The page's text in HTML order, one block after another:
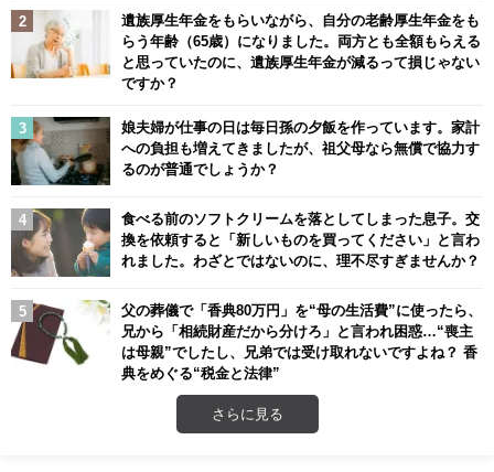
遺族厚生年金をもらいながら、自分の老齢厚生年金をも
らう年齢（65歳）になりました。両方とも全額もらえる
と思っていたのに、遺族厚生年金が減るって損じゃない
ですか？
娘夫婦が仕事の日は毎日孫の夕飯を作っています。家計
への負担も増えてきましたが、祖父母なら無償で協力す
るのが普通でしょうか？
食べる前のソフトクリームを落としてしまった息子。交
換を依頼すると「新しいものを買ってください」と言わ
れました。わざとではないのに、理不尽すぎませんか？
父の葬儀で「香典80万円」を“母の生活費”に使ったら、
兄から「相続財産だから分けろ」と言われ困惑…“喪主
は母親”でしたし、兄弟では受け取れないですよね？ 香
典をめぐる“税金と法律”
さらに見る